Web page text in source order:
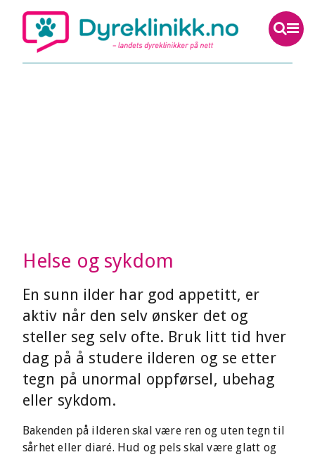
Helse og sykdom
En sunn ilder har god appetitt, er
aktiv når den selv ønsker det og
steller seg selv ofte. Bruk litt tid hver
dag på å studere ilderen og se etter
tegn på unormal oppførsel, ubehag
eller sykdom.
Bakenden på ilderen skal være ren og uten tegn til
sårhet eller diaré. Hud og pels skal være glatt og